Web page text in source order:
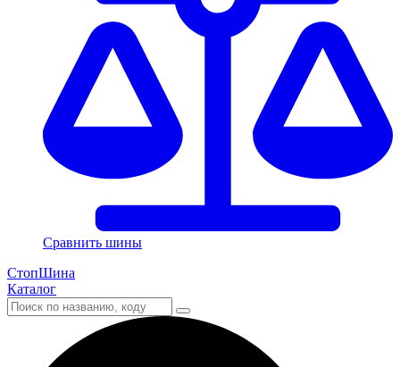
Сравнить шины
СтопШина
Каталог